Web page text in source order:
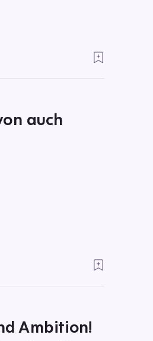
auch
Ambition!